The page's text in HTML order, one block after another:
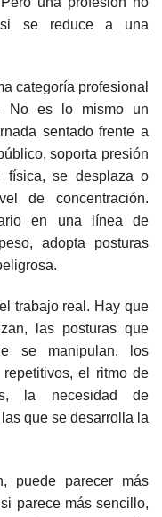
si se reduce a una
categoría profesional
No es lo mismo un
sentado frente a
soporta presión
física, se desplaza o
de concentración.
en una línea de
adopta posturas
trabajo real. Hay que
las posturas que
se manipulan, los
el ritmo de
la necesidad de
que se desarrolla la
puede parecer más
parece más sencillo,